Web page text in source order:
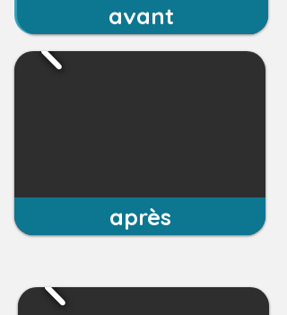
avant
après